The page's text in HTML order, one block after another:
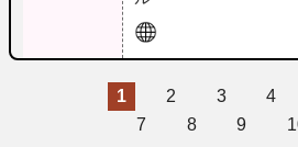
1 2 3 4
7
8 9